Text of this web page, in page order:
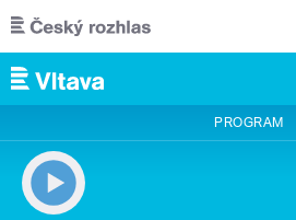
Přejít k hlavnímu obsahu
PROGRAM